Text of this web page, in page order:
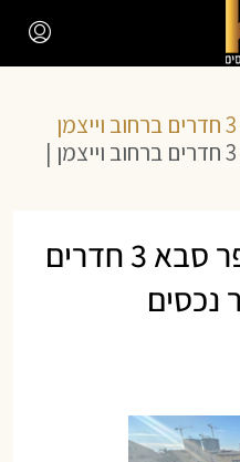
דירה להשכרה בכפר סבא 3 חדרים ברחוב וייצמן |
דירה להשכרה בכפר סבא 3 חדרים
נכסים